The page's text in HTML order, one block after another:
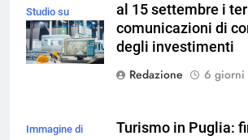
Studio su
Magnific
al 15 settembre i
comunicazioni di
degli investimenti
Redazione
6 giorni
Immagine di
Turismo in Puglia: